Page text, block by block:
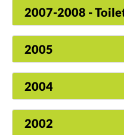
2007-2008 -
2005
2004
2002